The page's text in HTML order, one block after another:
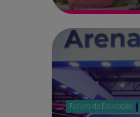
Futuro da Educação